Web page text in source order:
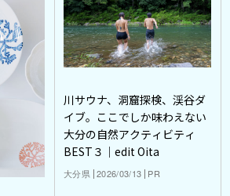
川サウナ、洞窟探検、渓谷ダ
イブ。ここでしか味わえない
大分の自然アクティビティ
BEST３｜edit Oita
大分県 2026/03/13 PR